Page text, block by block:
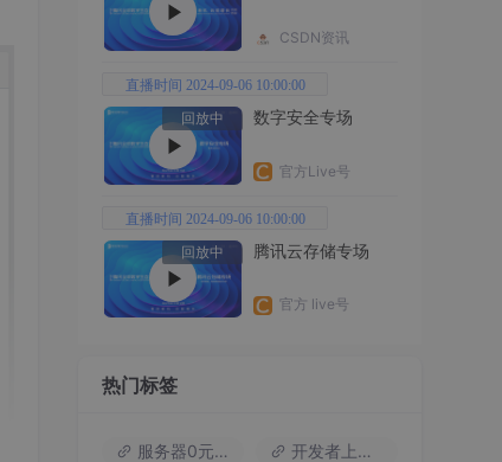
CSDN资讯
直播时间 2024-09-06 10:00:00
回放中
数字安全专场
官方Live号
直播时间 2024-09-06 10:00:00
回放中
腾讯云存储专场
官方 live号
热门标签
服务器0元试用 开发者上云包